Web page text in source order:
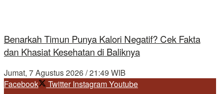
Benarkah Timun Punya Kalori Negatif? Cek Fakta
dan Khasiat Kesehatan di Baliknya
Jumat, 7 Agustus 2026 / 21:49 WIB
Facebook
Twitter InstagramYoutube